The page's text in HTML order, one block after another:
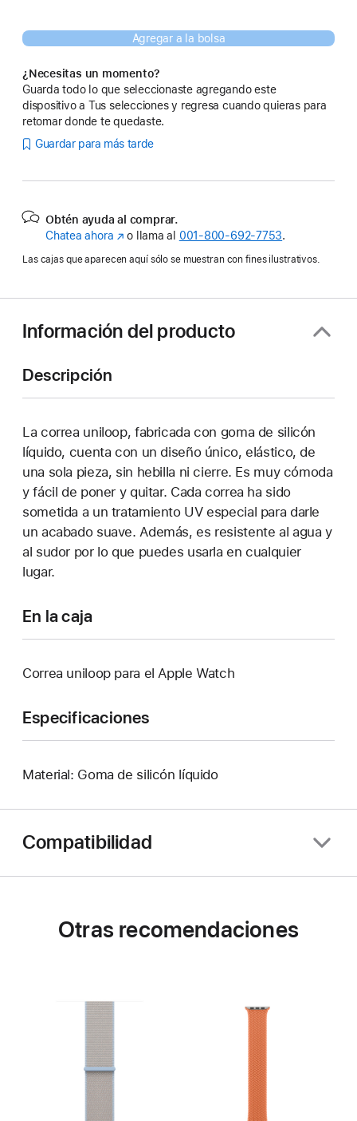
Agregar a la bolsa
¿Necesitas un momento?
Guarda todo lo que seleccionaste agregando este
dispositivo a Tus selecciones y regresa cuando quieras para
retomar donde te quedaste.
Guardar para más tarde
Obtén ayuda al comprar.
Chatea ahora (se
en
nueva
o llama al 001‑800‑692‑7753.
Las cajas que aparecen aquí sólo se muestran con fines ilustrativos.
Información del producto
Descripción
La correa uniloop, fabricada con goma de silicón
líquido, cuenta con un diseño único, elástico, de
una sola pieza, sin hebilla ni cierre. Es muy cómoda
y fácil de poner y quitar. Cada correa ha sido
sometida a un tratamiento UV especial para darle
un acabado suave. Además, es resistente al agua y
al sudor por lo que puedes usarla en cualquier
lugar.
En la caja
Correa uniloop para el Apple Watch
Especificaciones
Material: Goma de silicón líquido
Compatibilidad
Otras recomendaciones